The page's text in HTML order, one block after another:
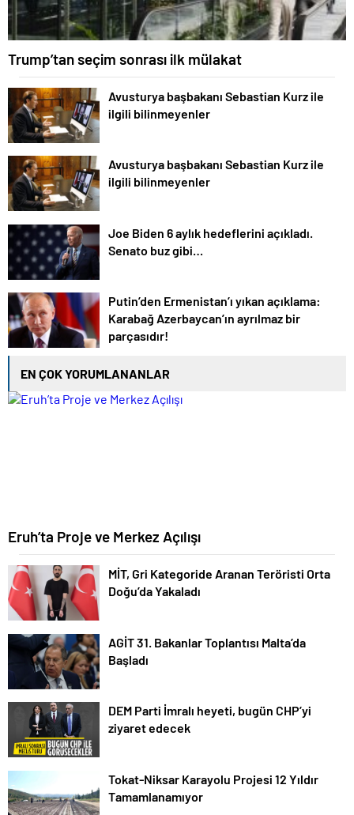
Trump’tan seçim sonrası ilk mülakat
Avusturya başbakanı Sebastian Kurz ile
ilgili bilinmeyenler
Avusturya başbakanı Sebastian Kurz ile
ilgili bilinmeyenler
Joe Biden 6 aylık hedeflerini açıkladı.
Senato buz gibi…
Putin’den Ermenistan’ı yıkan açıklama:
Karabağ Azerbaycan’ın ayrılmaz bir
parçasıdır!
EN ÇOK YORUMLANANLAR
Eruh’ta Proje ve Merkez Açılışı
MİT, Gri Kategoride Aranan Teröristi Orta
Doğu’da Yakaladı
AGİT 31. Bakanlar Toplantısı Malta’da
Başladı
DEM Parti İmralı heyeti, bugün CHP’yi
ziyaret edecek
Tokat-Niksar Karayolu Projesi 12 Yıldır
Tamamlanamıyor